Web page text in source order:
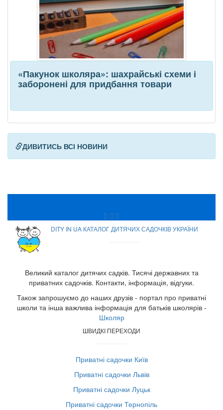
«Пакунок школяра»: шахрайські схеми і
заборонені для придбання товари
ДИВИТИСЬ ВСІ НОВИНИ
DITY IN UA КАТАЛОГ ДИТЯЧИХ САДОЧКІВ УКРАЇНИ
Великий каталог дитячих садків. Тисячі державних та
приватних садочків. Контакти, інформація, відгуки.
Також запрошуємо до наших друзів - портал про приватні
школи та інша важлива інформація для батьків школярів -
Школяр
ШВИДКІ ПЕРЕХОДИ
Приватні садочки Київ
Приватні садочки Львів
Приватні садочки Луцьк
Приватні садочки Тернопіль